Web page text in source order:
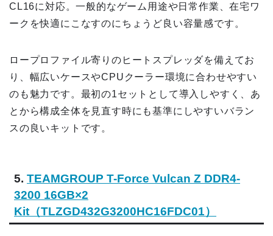
CL16に対応。一般的なゲーム用途や日常作業、在宅ワ
ークを快適にこなすのにちょうど良い容量感です。
ロープロファイル寄りのヒートスプレッダを備えてお
り、幅広いケースやCPUクーラー環境に合わせやすい
のも魅力です。最初の1セットとして導入しやすく、あ
とから構成全体を見直す時にも基準にしやすいバラン
スの良いキットです。
5. TEAMGROUP T-Force Vulcan Z DDR4-
3200 16GB×2
Kit（TLZGD432G3200HC16FDC01）